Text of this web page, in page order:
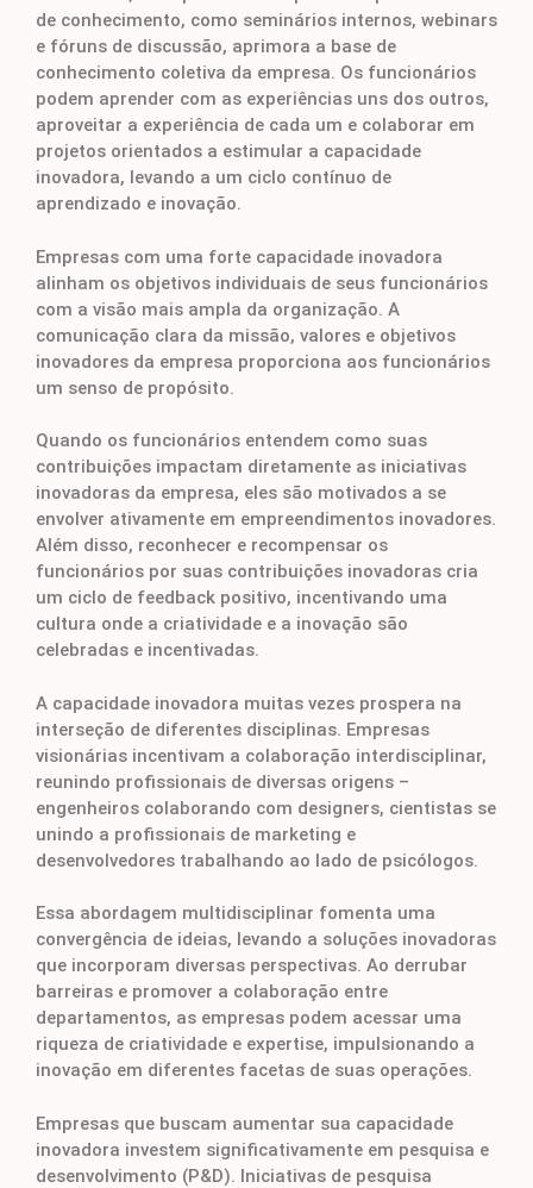
de conhecimento, como seminários internos, webinars
e fóruns de discussão, aprimora a base de
conhecimento coletiva da empresa. Os funcionários
podem aprender com as experiências uns dos outros,
aproveitar a experiência de cada um e colaborar em
projetos orientados a estimular a capacidade
inovadora, levando a um ciclo contínuo de
aprendizado e inovação.
Empresas com uma forte capacidade inovadora
alinham os objetivos individuais de seus funcionários
com a visão mais ampla da organização. A
comunicação clara da missão, valores e objetivos
inovadores da empresa proporciona aos funcionários
um senso de propósito.
Quando os funcionários entendem como suas
contribuições impactam diretamente as iniciativas
inovadoras da empresa, eles são motivados a se
envolver ativamente em empreendimentos inovadores.
Além disso, reconhecer e recompensar os
funcionários por suas contribuições inovadoras cria
um ciclo de feedback positivo, incentivando uma
cultura onde a criatividade e a inovação são
celebradas e incentivadas.
A capacidade inovadora muitas vezes prospera na
interseção de diferentes disciplinas. Empresas
visionárias incentivam a colaboração interdisciplinar,
reunindo profissionais de diversas origens –
engenheiros colaborando com designers, cientistas se
unindo a profissionais de marketing e
desenvolvedores trabalhando ao lado de psicólogos.
Essa abordagem multidisciplinar fomenta uma
convergência de ideias, levando a soluções inovadoras
que incorporam diversas perspectivas. Ao derrubar
barreiras e promover a colaboração entre
departamentos, as empresas podem acessar uma
riqueza de criatividade e expertise, impulsionando a
inovação em diferentes facetas de suas operações.
Empresas que buscam aumentar sua capacidade
inovadora investem significativamente em pesquisa e
desenvolvimento (P&D). Iniciativas de pesquisa